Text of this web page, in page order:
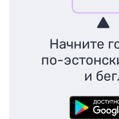
Начните
по-
и